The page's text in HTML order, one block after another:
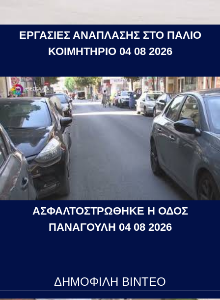
ΕΡΓΑΣΙΕΣ ΑΝΑΠΛΑΣΗΣ ΣΤΟ ΠΑΛΙΟ
ΚΟΙΜΗΤΗΡΙΟ 04 08 2026
ΑΣΦΑΛΤΟΣΤΡΩΘΗΚΕ Η ΟΔΟΣ
ΠΑΝΑΓΟΥΛΗ 04 08 2026
ΔΗΜΟΦΙΛΗ ΒΙΝΤΕΟ